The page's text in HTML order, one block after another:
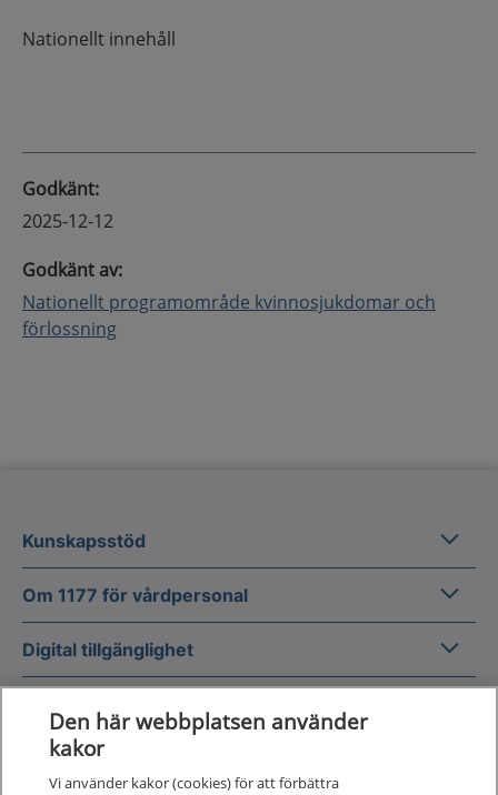
Nationellt innehåll
Godkänt:
2025-12-12
Godkänt av:
Nationellt programområde kvinnosjukdomar och
förlossning
Kunskapsstöd
Om 1177 för vårdpersonal Om
Digital tillgänglighet Digital
Den här webbplatsen använder
kakor
Vi använder kakor (cookies) för att förbättra